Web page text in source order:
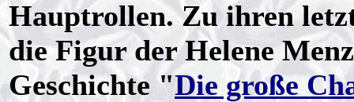
Hauptrollen. Zu ihren
die Figur der Helene
Geschichte "Die große